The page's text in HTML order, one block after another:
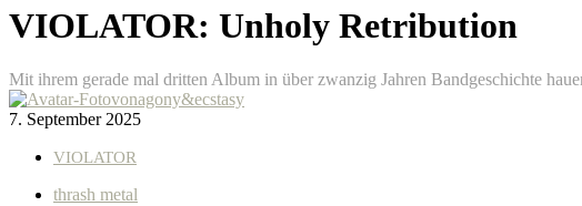
VIOLATOR: Unholy Retribution
Mit ihrem gerade mal dritten Album in über zwanzig Jahren Bandgeschichte
vonagony&ecstasy
7. September 2025
VIOLATOR
thrash metal